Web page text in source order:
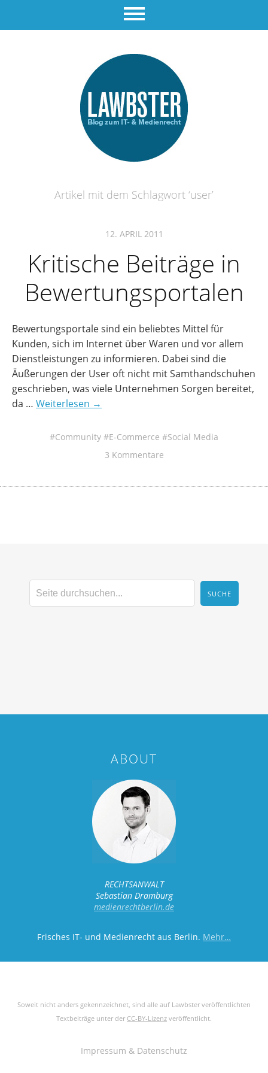
Artikel mit dem Schlagwort ‘user’
12. APRIL 2011
Kritische Beiträge in
Bewertungsportalen
Bewertungsportale sind ein beliebtes Mittel für
Kunden, sich im Internet über Waren und vor allem
Dienstleistungen zu informieren. Dabei sind die
Äußerungen der User oft nicht mit Samthandschuhen
geschrieben, was viele Unternehmen Sorgen bereitet,
da … Weiterlesen →
Community E-Commerce
Social Media
3 Kommentare
ABOUT
RECHTSANWALT
Sebastian Dramburg
medienrechtberlin.de
Frisches IT- und Medienrecht aus Berlin. Mehr…
Soweit nicht anders gekennzeichnet, sind alle auf Lawbster veröffentlichten
Textbeiträge unter der CC-BY-Lizenz veröffentlicht.
Impressum & Datenschutz